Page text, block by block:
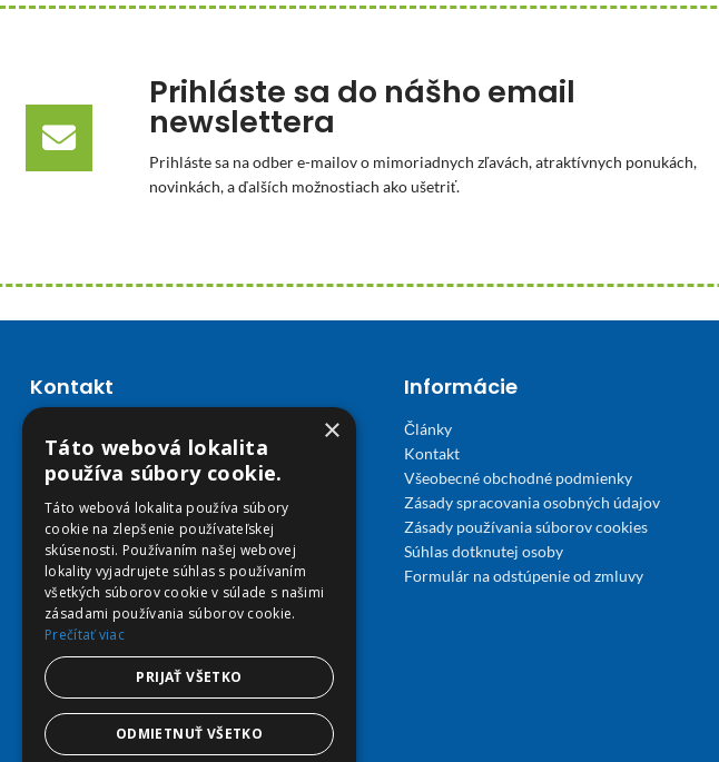
Prihláste sa do nášho email
newslettera
Prihláste sa na odber e-mailov o mimoriadnych zľavách, atraktívnych ponukách,
novinkách, a ďalších možnostiach ako ušetriť.
Kontakt
podpora@viplekaren.sk
Telefón E-shop:
0911 678 900(Po - Pia 7:30 - 15:30)
Telefón kamenná Lekáreň VIP Košice:
055 307 78 30
(Po - Ne 8:00 - 18:00)
Adresa Lekáreň VIP:
Severné nábrežie 45, 040 01 Košice
Informácie
Články
Kontakt
Všeobecné obchodné podmienky
Zásady spracovania osobných údajov
Zásady používania súborov cookies
Súhlas dotknutej osoby
Formulár na odstúpenie od zmluvy
×
Táto webová lokalita
používa súbory cookie.
Táto webová lokalita používa súbory
cookie na zlepšenie používateľskej
skúsenosti. Používaním našej webovej
lokality vyjadrujete súhlas s používaním
všetkých súborov cookie v súlade s našimi
zásadami používania súborov cookie.
Prečítať viac
PRIJAŤ VŠETKO
ODMIETNUŤ VŠETKO